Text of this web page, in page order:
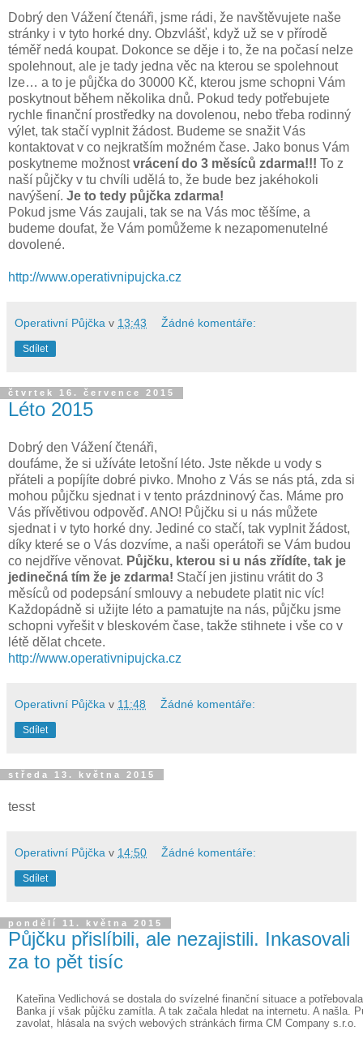
Dobrý den Vážení čtenáři, jsme rádi, že navštěvujete naše
stránky i v tyto horké dny. Obzvlášť, když už se v přírodě
téměř nedá koupat. Dokonce se děje i to, že na počasí nelze
spolehnout, ale je tady jedna věc na kterou se spolehnout
lze… a to je půjčka do 30000 Kč, kterou jsme schopni Vám
poskytnout během několika dnů. Pokud tedy potřebujete
rychle finanční prostředky na dovolenou, nebo třeba rodinný
výlet, tak stačí vyplnit žádost. Budeme se snažit Vás
kontaktovat v co nejkratším možném čase. Jako bonus Vám
poskytneme možnostvrácení do 3 měsíců zdarma!!! To z
naší půjčky v tu chvíli udělá to, že bude bez jakéhokoli
navýšení. Je to tedy půjčka zdarma!
Pokud jsme Vás zaujali, tak se na Vás moc těšíme, a
budeme doufat, že Vám pomůžeme k nezapomenutelné
dovolené.
http://www.operativnipujcka.cz
Operativní Půjčka v 13:43 Žádné komentáře:
Sdílet
čtvrtek 16. července 2015
Léto 2015
Dobrý den Vážení čtenáři,
doufáme, že si užíváte letošní léto. Jste někde u vody s
přáteli a popíjíte dobré pivko. Mnoho z Vás se nás ptá, zda si
mohou půjčku sjednat i v tento prázdninový čas. Máme pro
Vás přívětivou odpověď. ANO! Půjčku si u nás můžete
sjednat i v tyto horké dny. Jediné co stačí, tak vyplnit žádost,
díky které se o Vás dozvíme, a naši operátoři se Vám budou
co nejdříve věnovat. Půjčku, kterou si u nás zřídíte, tak je
jedinečná tím že je zdarma! Stačí jen jistinu vrátit do 3
měsíců od podepsání smlouvy a nebudete platit nic víc!
Každopádně si užijte léto a pamatujte na nás, půjčku jsme
schopni vyřešit v bleskovém čase, takže stihnete i vše co v
létě dělat chcete.
http://www.operativnipujcka.cz
Operativní Půjčka v 11:48 Žádné komentáře:
Sdílet
středa 13. května 2015
tesst
Operativní Půjčka v 14:50 Žádné komentáře:
Sdílet
pondělí 11. května 2015
Půjčku přislíbili, ale nezajistili. Inkasovali
za to pět tisíc
Kateřina Vedlichová se dostala do svízelné finanční situace a
Banka jí však půjčku zamítla. A tak začala hledat na internetu. A našla.
zavolat, hlásala na svých webových stránkách firma CM Company s.r.o.